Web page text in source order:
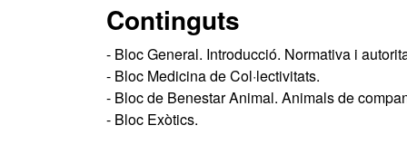
Continguts
- Bloc General. Introducció. Normativa i
- Bloc Medicina de Col·lectivitats.
- Bloc de Benestar Animal. Animals de
- Bloc Exòtics.